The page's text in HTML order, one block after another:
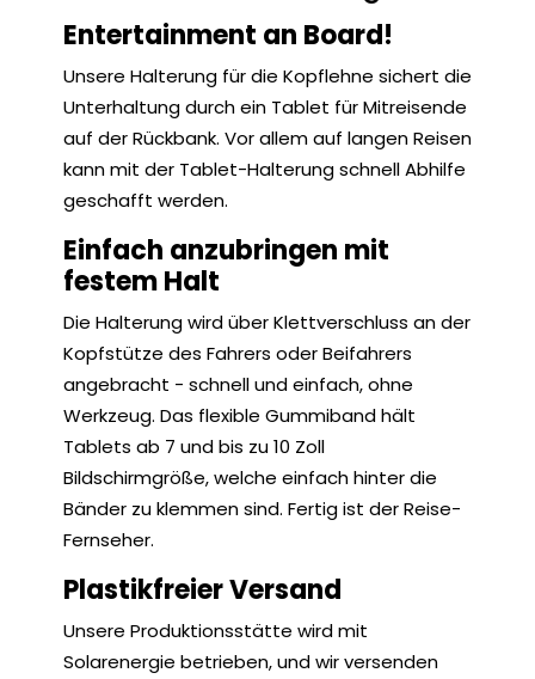
Entertainment an Board!
Unsere Halterung für die Kopflehne sichert die
Unterhaltung durch ein Tablet für Mitreisende
auf der Rückbank. Vor allem auf langen Reisen
kann mit der Tablet-Halterung schnell Abhilfe
geschafft werden.
Einfach anzubringen mit
festem Halt
Die Halterung wird über Klettverschluss an der
Kopfstütze des Fahrers oder Beifahrers
angebracht - schnell und einfach, ohne
Werkzeug. Das flexible Gummiband hält
Tablets ab 7 und bis zu 10 Zoll
Bildschirmgröße, welche einfach hinter die
Bänder zu klemmen sind. Fertig ist der Reise-
Fernseher.
Plastikfreier Versand
Unsere Produktionsstätte wird mit
Solarenergie betrieben, und wir versenden